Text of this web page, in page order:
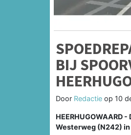
BIJ
Door Redactie op 10
Westerweg (N242)